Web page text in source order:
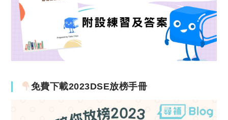
免費下載2023DSE放榜手冊